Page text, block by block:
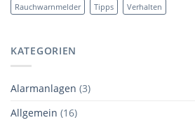
Rauchwarnmelder
Tipps Verhalten
KATEGORIEN
Alarmanlagen (3)
Allgemein (16)